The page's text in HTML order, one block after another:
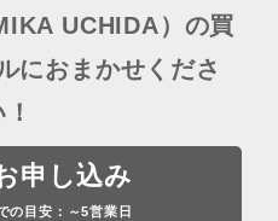
UCHIDA）の買
におまかせくださ
申し込み
の目安： ～5営業日